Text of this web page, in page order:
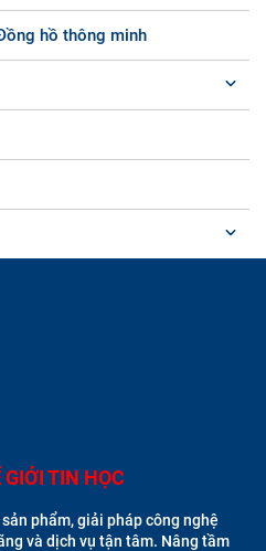
hồ thông minh
TIN HỌC
phẩm, giải pháp công nghệ
và dịch vụ tận tâm. Nâng tầm